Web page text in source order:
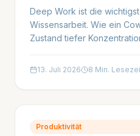
Deep Work ist die
Wissensarbeit. Wie ein
Zustand tiefer
13. Juli 2026 8 Min.
Produktivität